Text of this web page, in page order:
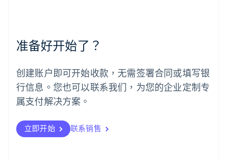
准备好开始了？
创建账户即可开始收款，无需签署合同或填写银
行信息。您也可以联系我们，为您的企业定制专
属支付解决方案。
立即开始 联系销售
墨西哥
EspañolEnglish
English
葡萄牙
PortuguêsEnglish
日本
瑞典
Svenska English
瑞士